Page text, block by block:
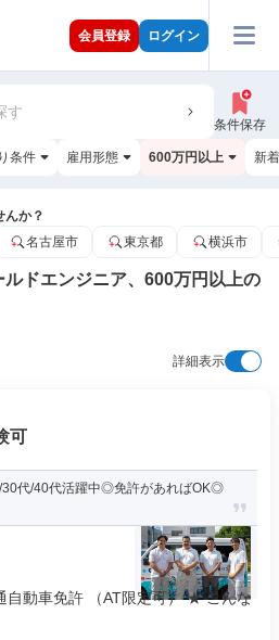
会員登録 ログイン
す
条件保存
条件 雇用形態 600万円以上 新
んか？
名古屋市 東京都 横浜市
ドエンジニア、600万円以上の
詳細表示
可
/30代/40代活躍中◎免許があればOK◎
自動車免許 （AT限定可） ★ こんな